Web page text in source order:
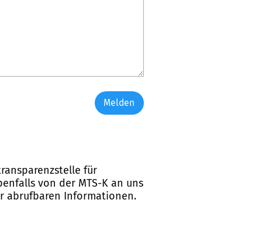
Melden
für
von der MTS-K an uns
abrufbaren Informationen.